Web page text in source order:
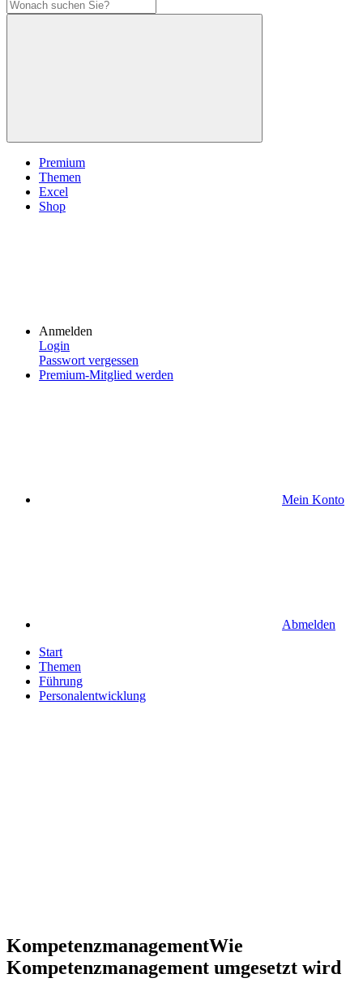
Premium
Themen
Excel
Shop
Anmelden
Login
Passwort vergessen
Premium-Mitglied werden
Mein Konto
Abmelden
Start
Themen
Führung
Personalentwicklung
KompetenzmanagementWie
Kompetenzmanagement umgesetzt wird